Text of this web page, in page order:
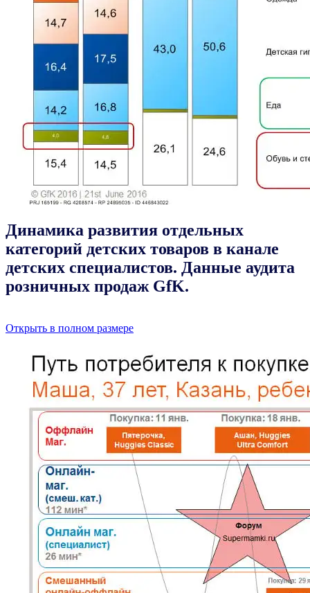
Динамика развития отдельных
категорий детских товаров в канале
детских специалистов. Данные аудита
розничных продаж GfK.
Открыть в полном размере